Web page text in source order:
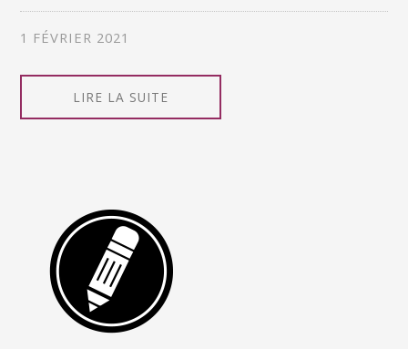
1 FÉVRIER 2021
LIRE LA SUITE